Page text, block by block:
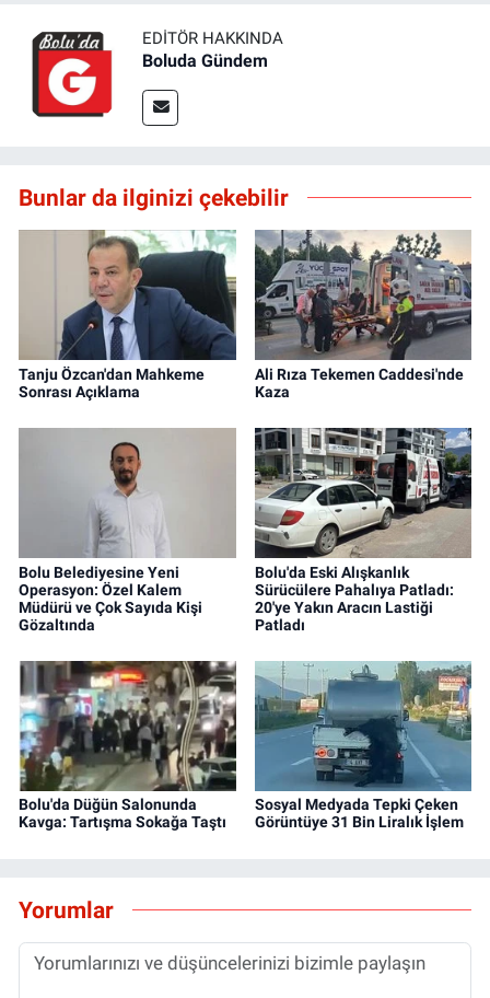
EDITÖR HAKKINDA
Boluda Gündem
Bunlar da ilginizi çekebilir
Tanju Özcan'dan Mahkeme
Sonrası Açıklama
Ali Rıza Tekemen Caddesi'nde
Kaza
Bolu Belediyesine Yeni
Operasyon: Özel Kalem
Müdürü ve Çok Sayıda Kişi
Gözaltında
Bolu'da Eski Alışkanlık
Sürücülere Pahalıya Patladı:
20'ye Yakın Aracın Lastiği
Patladı
Bolu'da Düğün Salonunda
Kavga: Tartışma Sokağa Taştı
Sosyal Medyada Tepki Çeken
Görüntüye 31 Bin Liralık İşlem
Yorumlar